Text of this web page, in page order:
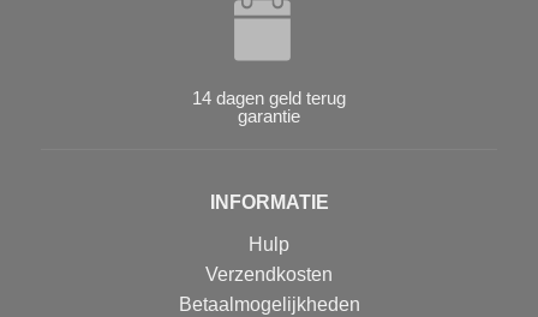
14 dagen geld terug
garantie
INFORMATIE
Hulp
Verzendkosten
Betaalmogelijkheden